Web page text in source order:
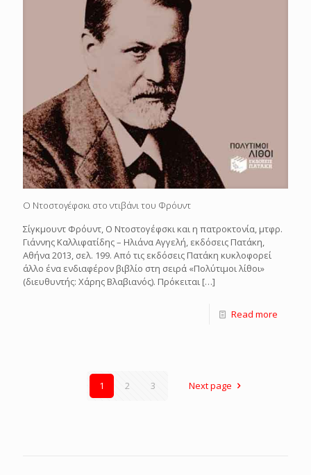
Ο Ντοστογέφσκι στο ντιβάνι του Φρόυντ
Σίγκμουντ Φρόυντ, Ο Ντοστογέφσκι και η πατροκτονία, μτφρ.
Γιάννης Καλλιφατίδης – Ηλιάνα Αγγελή, εκδόσεις Πατάκη,
Αθήνα 2013, σελ. 199. Από τις εκδόσεις Πατάκη κυκλοφορεί
άλλο ένα ενδιαφέρον βιβλίο στη σειρά «Πολύτιμοι λίθοι»
(διευθυντής: Χάρης Βλαβιανός). Πρόκειται […]
Read more
1 2 3 Next page